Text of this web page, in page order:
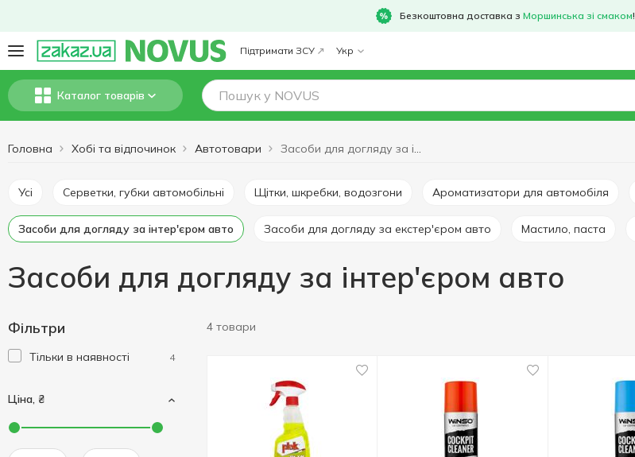
Безкоштовна доставка з Моршинська зі смаком!
Підтримати ЗСУ Укр
Каталог товарів
Головна Хобі та відпочинок Автотовари Засоби для догляду за інтер'єром авто
Усі Серветки, губки автомобільні Щітки, шкребки, водозгони Ароматизатори для автомобіля
Засоби для догляду за інтер'єром авто Засоби для догляду за екстер'єром авто Мастило, паста
Засоби для догляду за інтер'єром авто
Фільтри
Тільки в наявності 4
Ціна, ₴
4 товари